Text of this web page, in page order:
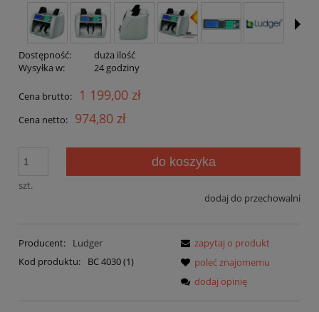
Dostępność:
duża ilość
Wysyłka w:
24 godziny
Cena brutto: 1 199,00 zł
Cena netto: 974,80 zł
szt.
do koszyka
dodaj do przechowalni
Producent:
Ludger
Kod produktu:
BC 4030 (1)
zapytaj o produkt
poleć znajomemu
dodaj opinię